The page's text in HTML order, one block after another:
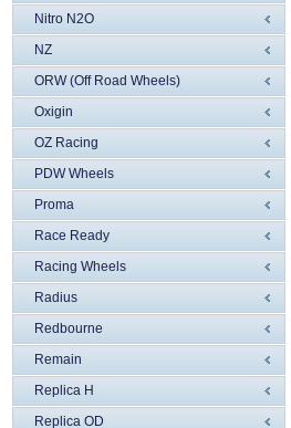
Nitro N2O
NZ
ORW (Off Road Wheels)
Oxigin
OZ Racing
PDW Wheels
Proma
Race Ready
Racing Wheels
Radius
Redbourne
Remain
Replica H
Replica OD